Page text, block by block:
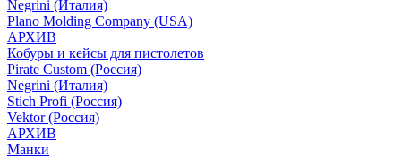
Negrini (Италия)
Plano Molding Company (USA)
АРХИВ
Кобуры и кейсы для пистолетов
Pirate Custom (Россия)
Negrini (Италия)
Stich Profi (Россия)
Vektor (Россия)
АРХИВ
Манки